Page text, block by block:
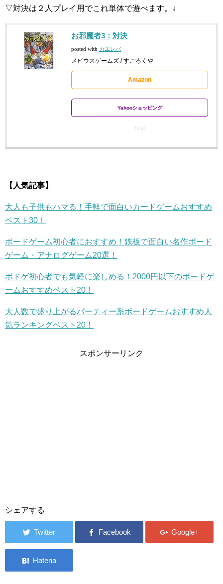
▽対決は２人プレイ用でこれ単体で遊べます。↓
お邪魔者3：対決
posted with カエレバ
メビウスゲームズ / すごろくや
Amazon
Yahooショッピング
7net
【人気記事】
大人も子供もハマる！手軽で面白いカードゲームおすすめ
ベスト30！
ボードゲーム初心者におすすめ！鉄板で面白い名作ボード
ゲーム・アナログゲーム20選！
ボドゲ初心者でも気軽に楽しめる！2000円以下のボードゲ
ームおすすめベスト20！
大人数で盛り上がるパーティー系ボードゲームおすすめ人
気ランキングベスト20！
スポンサーリンク
シェアする